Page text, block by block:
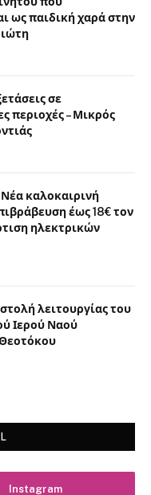
ως παιδική χαρά στην
σε
περιοχές – Μικρός
καλοκαιρινή
έως 18€ τον
ηλεκτρικών
λειτουργίας του
Ιερού Ναού
Instagram